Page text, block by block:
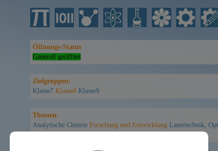
Öffnungs-Status
Generell geöffnet
Zielgruppen:
Klasse7 Klasse8 Klasse9
Themen:
Analytische Chemie Forschung und Entwicklung Lasertechnik,